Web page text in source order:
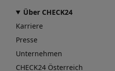
Über CHECK24
Karriere
Presse
Unternehmen
CHECK24 Österreich